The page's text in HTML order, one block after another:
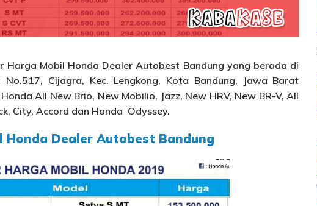
Harga Mobil Honda Dealer Autobest Bandung yang berada di
Cijagra, Kec. Lengkong, Kota Bandung, Jawa Barat
All New Brio, New Mobilio, Jazz, New HRV, New BR-V, All
City, Accord dan Honda Odyssey.
Dealer Autobest Bandung